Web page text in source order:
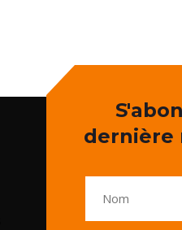
dernière